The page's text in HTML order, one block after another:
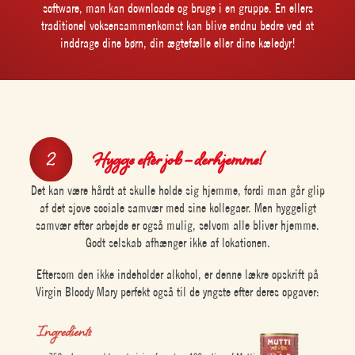
software, man kan downloade og bruge i en gruppe. En ellers
traditionel voksensammenkomst kan blive endnu bedre ved at
inddrage dine børn, din ægtefælle eller dine kæledyr!
Hygge efter job – derhjemme!
Det kan være hårdt at skulle holde sig hjemme, fordi man går glip
af det sjove sociale samvær med sine kollegaer. Men hyggeligt
samvær efter arbejde er også mulig, selvom alle bliver hjemme.
Godt selskab afhænger ikke af lokationen.
Eftersom den ikke indeholder alkohol, er denne lækre opskrift på
Virgin Bloody Mary perfekt også til de yngste efter deres opgaver: